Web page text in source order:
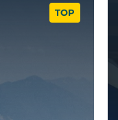
TOP